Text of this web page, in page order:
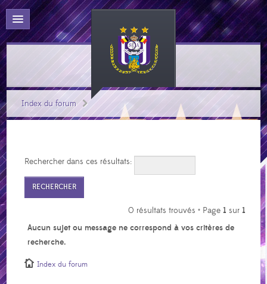
Index du forum
Rechercher dans ces résultats:
0 résultats trouvés • Page 1 sur 1
Aucun sujet ou message ne correspond à vos critères de
recherche.
Index du forum